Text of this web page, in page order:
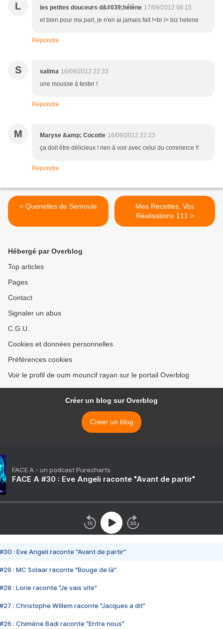
L les petites douceurs d&#039;hélène 17/09/2012 08:15
et bien pour ma part, je n'en ai jamais fait !<br /> biz helene
Répondre
S salima 16/09/2012 22:33
une mousse à tester !
Répondre
M Maryse &amp; Cocotte 16/09/2012 22:23
ça doit être délicieux ! rien à voir avec celui du commerce !!
Répondre
< Quenelles de Semoule
Mes Recettes, Vos
Réalisations 111 >
Hébergé par Overblog
Top articles
Pages
Contact
Signaler un abus
C.G.U.
Cookies et données personnelles
Préférences cookies
Voir le profil de oum mouncif rayan sur le portail Overblog
Créer un blog sur Overblog
Créer un blog
FACE A - un podcast Purecharts
FACE A #30 : Eve Angeli raconte "Avant de partir"
#30 : Eve Angeli raconte "Avant de partir"
#29 : MC Solaar raconte "Bouge de là"
#28 : Lorie raconte "Je vais vite"
#27 : Christophe Willem raconte "Jacques a dit"
#26 : Chimène Badi raconte "Entre nous"